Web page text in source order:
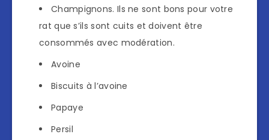
Champignons. Ils ne sont bons pour votre
rat que s’ils sont cuits et doivent être
consommés avec modération.
Avoine
Biscuits à l’avoine
Papaye
Persil